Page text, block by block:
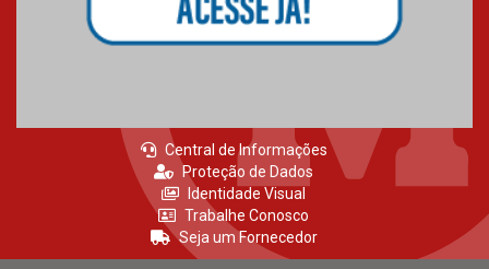
04.08.2026
Central de Informações
Proteção de Dados
Identidade Visual
Trabalhe Conosco
Seja um Fornecedor